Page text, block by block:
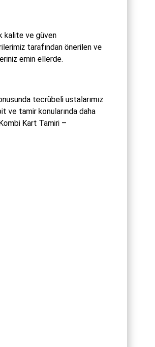
kalite ve güven
tarafından önerilen ve
emin ellerde.
tecrübeli ustalarımız
ve tamir konularında daha
Kart Tamiri –